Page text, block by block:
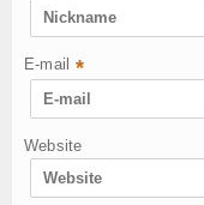
E-mail *
Website